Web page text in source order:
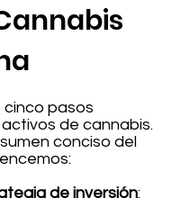
cinco pasos
de cannabis.
conciso del
de inversión: